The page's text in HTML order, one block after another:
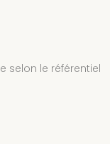
selon le référentiel